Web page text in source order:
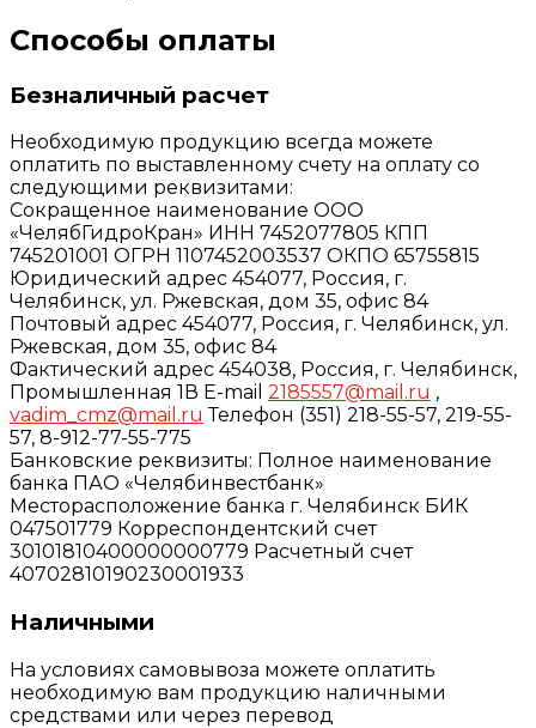
Способы оплаты
Безналичный расчет
Необходимую продукцию всегда можете
оплатить по выставленному счету на оплату со
следующими реквизитами:
Сокращенное наименование ООО
«ЧелябГидроКран» ИНН 7452077805 КПП
745201001 ОГРН 1107452003537 ОКПО 65755815
Юридический адрес 454077, Россия, г.
Челябинск, ул. Ржевская, дом 35, офис 84
Почтовый адрес 454077, Россия, г. Челябинск, ул.
Ржевская, дом 35, офис 84
Фактический адрес 454038, Россия, г. Челябинск,
Промышленная 1В E-mail 2185557@mail.ru ,
vadim_cmz@mail.ru Телефон (351) 218-55-57, 219-55-
57, 8-912-77-55-775
Банковские реквизиты: Полное наименование
банка ПАО «Челябинвестбанк»
Месторасположение банка г. Челябинск БИК
047501779 Корреспондентский счет
30101810400000000779 Расчетный счет
40702810190230001933
Наличными
На условиях самовывоза можете оплатить
необходимую вам продукцию наличными
средствами или через перевод